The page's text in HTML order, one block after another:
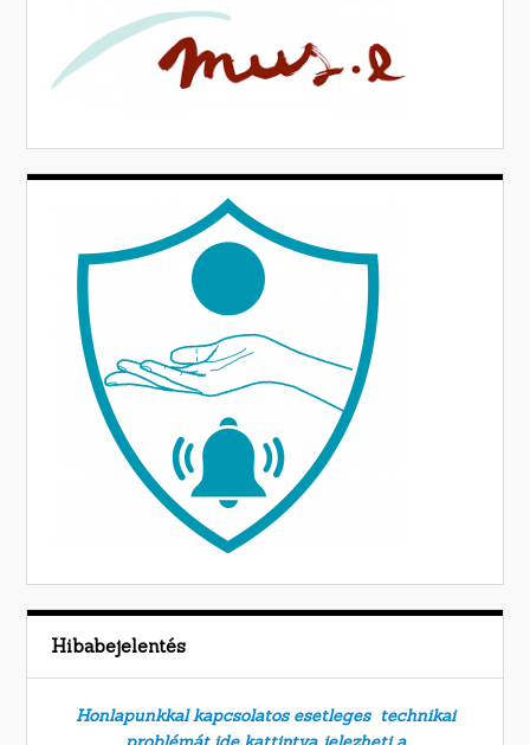
Hibabejelentés
Honlapunkkal kapcsolatos esetleges technikai